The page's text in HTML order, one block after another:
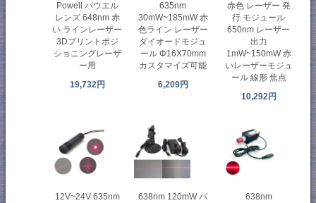
Powell パウエル
レンズ 648nm 赤
い ラインレーザー
3Dプリントポジ
ショニングレーザ
ー用
19,732円
635nm
30mW~185mW 赤
色ライン レーザー
ダイオードモジュ
ール Φ16X70mm
カスタマイズ可能
6,209円
赤色 レーザー 発
行 モジュール
650nm レーザー
出力
1mW~150mW 赤
いレーザーモジュ
ール 線形 焦点
10,292円
12V~24V 635nm
638nm 120mW パ
638nm